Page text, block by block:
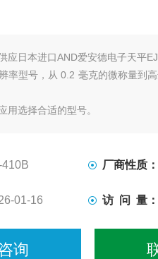
应日本进口AND爱安德电子天平
率型号，从 0.2 毫克的微称量到
用选择合适的型号。
410B 厂商性质：
01-16 访 问 量：
询